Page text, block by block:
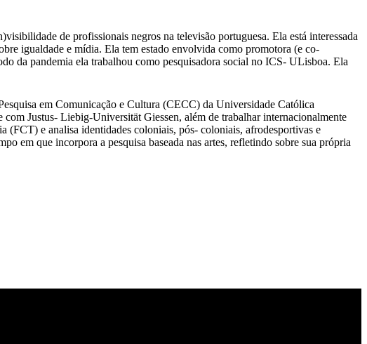
de profissionais negros na televisão portuguesa. Ela está interessada
igualdade e mídia. Ela tem estado envolvida como promotora (e co-
da pandemia ela trabalhou como pesquisadora social no ICS- ULisboa. Ela
em Comunicação e Cultura (CECC) da Universidade Católica
Justus- Liebig-Universität Giessen, além de trabalhar internacionalmente
(FCT) e analisa identidades coloniais, pós- coloniais, afrodesportivas e
em que incorpora a pesquisa baseada nas artes, refletindo sobre sua própria